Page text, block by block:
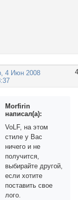
4
4 Июн 2008
Morfirin
написал(а):
VoLF, на этом
стиле у Вас
ничего и не
получится,
выбирайте другой,
если хотите
поставить свое
лого.